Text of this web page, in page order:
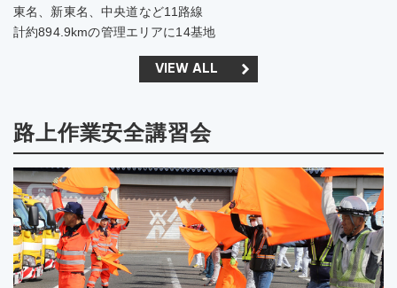
東名、新東名、中央道など11路線
計約894.9kmの管理エリアに14基地
VIEW ALL
路上作業安全講習会